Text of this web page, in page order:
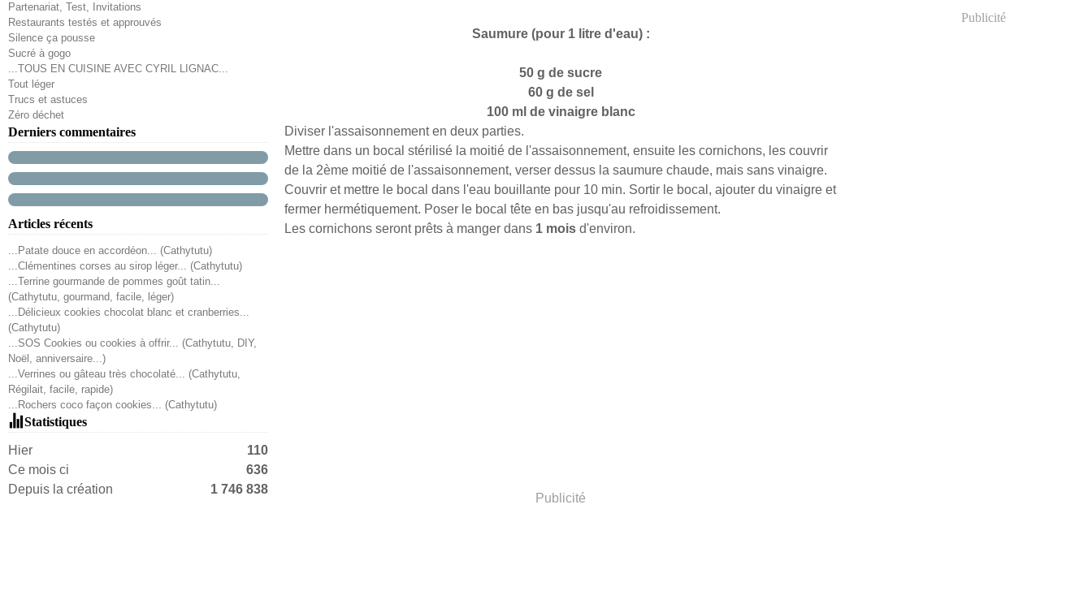
Partenariat, Test, Invitations
Restaurants testés et approuvés
Silence ça pousse
Sucré à gogo
...TOUS EN CUISINE AVEC CYRIL LIGNAC...
Tout léger
Trucs et astuces
Zéro déchet
Derniers commentaires
Articles récents
...Patate douce en accordéon... (Cathytutu)
...Clémentines corses au sirop léger... (Cathytutu)
...Terrine gourmande de pommes goût tatin...
(Cathytutu, gourmand, facile, léger)
...Délicieux cookies chocolat blanc et cranberries...
(Cathytutu)
...SOS Cookies ou cookies à offrir... (Cathytutu, DIY,
Noël, anniversaire...)
...Verrines ou gâteau très chocolaté... (Cathytutu,
Régilait, facile, rapide)
...Rochers coco façon cookies... (Cathytutu)
Statistiques
Hier
110
Ce mois ci
636
Depuis la création
1 746 838
Saumure (pour 1 litre d'eau) :
50 g de sucre
60 g de sel
100 ml de vinaigre blanc
Diviser l'assaisonnement en deux parties.
Mettre dans un bocal stérilisé la moitié de l'assaisonnement, ensuite les cornichons, les couvrir
de la 2ème moitié de l'assaisonnement, verser dessus la saumure chaude, mais sans vinaigre.
Couvrir et mettre le bocal dans l'eau bouillante pour 10 min. Sortir le bocal, ajouter du vinaigre et
fermer hermétiquement. Poser le bocal tête en bas jusqu'au refroidissement.
Les cornichons seront prêts à manger dans 1 mois d'environ.
Publicité
Publicité